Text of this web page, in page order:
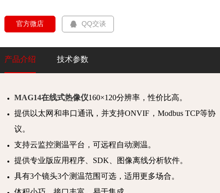
  官方微店
QQ交谈
产品介绍 技术参数
MAG14在线式热像仪160×120分辨率，性价比高。
提供以太网和串口通讯，并支持ONVIF，Modbus TCP等协
议。
支持云监控测温平台，可远程自动测温。
提供专业版应用程序、SDK、图像离线分析软件。
具有3个镜头3个测温范围可选，适用更多场合。